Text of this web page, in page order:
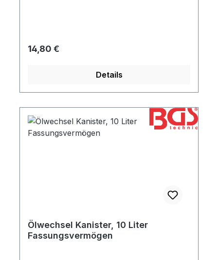
Ölwechsel - Fluid enthält hochaktive
Reinigungsmittel, die kurz vor dem
den Motorwandungen verbessert und
Regulärer Preis:
14,80 €
Details
Ölwechsel Kanister, 10 Liter
Fassungsvermögen